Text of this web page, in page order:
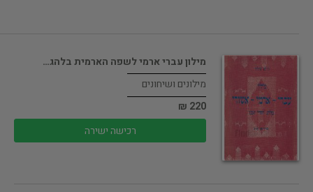
מילון עברי ארמי לשפה הארמית בלהג…
מילונים ושיחונים
220 ₪
רכישה ישירה